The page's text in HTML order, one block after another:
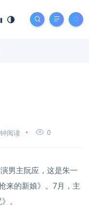
阅读 0
男主阮应，这是朱一
来的新娘》。7月，主
。